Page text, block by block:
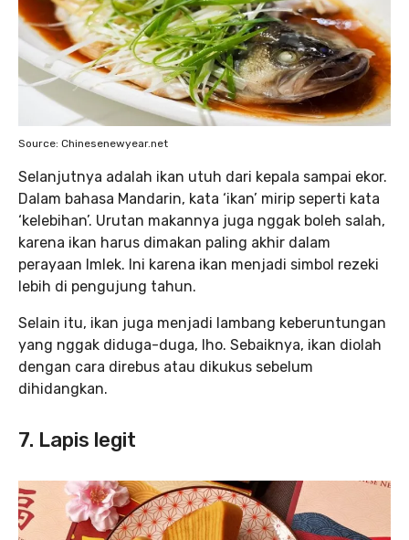
Source: Chinesenewyear.net
Selanjutnya adalah ikan utuh dari kepala sampai ekor.
Dalam bahasa Mandarin, kata ‘ikan’ mirip seperti kata
‘kelebihan’. Urutan makannya juga nggak boleh salah,
karena ikan harus dimakan paling akhir dalam
perayaan Imlek. Ini karena ikan menjadi simbol rezeki
lebih di pengujung tahun.
Selain itu, ikan juga menjadi lambang keberuntungan
yang nggak diduga-duga, lho. Sebaiknya, ikan diolah
dengan cara direbus atau dikukus sebelum
dihidangkan.
7. Lapis legit